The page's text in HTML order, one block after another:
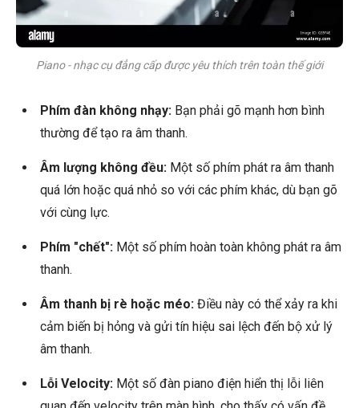
Piano - nhạc cụ đẳng cấp được yêu thích trên toàn thế giới
Phím đàn không nhạy: Bạn phải gõ mạnh hơn bình
thường để tạo ra âm thanh.
Âm lượng không đều: Một số phím phát ra âm thanh
quá lớn hoặc quá nhỏ so với các phím khác, dù bạn gõ
với cùng lực.
Phím "chết": Một số phím hoàn toàn không phát ra âm
thanh.
Âm thanh bị rè hoặc méo: Điều này có thể xảy ra khi
cảm biến bị hỏng và gửi tín hiệu sai lệch đến bộ xử lý
âm thanh.
Lỗi Velocity: Một số đàn piano điện hiển thị lỗi liên